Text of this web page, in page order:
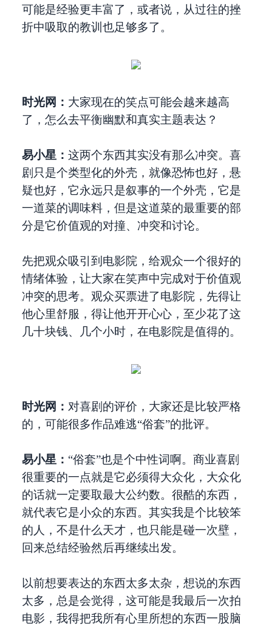
可能是经验更丰富了，或者说，从过往的挫
折中吸取的教训也足够多了。
时光网： 大家现在的笑点可能会越来越高
了，怎么去平衡幽默和真实主题表达？
易小星： 这两个东西其实没有那么冲突。喜
剧只是个类型化的外壳，就像恐怖也好，悬
疑也好，它永远只是叙事的一个外壳，它是
一道菜的调味料，但是这道菜的最重要的部
分是它价值观的对撞、冲突和讨论。
先把观众吸引到电影院，给观众一个很好的
情绪体验，让大家在笑声中完成对于价值观
冲突的思考。观众买票进了电影院，先得让
他心里舒服，得让他开开心心，至少花了这
几十块钱、几个小时，在电影院是值得的。
时光网： 对喜剧的评价，大家还是比较严格
的，可能很多作品难逃“俗套”的批评。
易小星： “俗套”也是个中性词啊。商业喜剧
很重要的一点就是它必须得大众化，大众化
的话就一定要取最大公约数。很酷的东西，
就代表它是小众的东西。其实我是个比较笨
的人，不是什么天才，也只能是碰一次壁，
回来总结经验然后再继续出发。
以前想要表达的东西太多太杂，想说的东西
太多，总是会觉得，这可能是我最后一次拍
电影，我得把我所有心里所想的东西一股脑